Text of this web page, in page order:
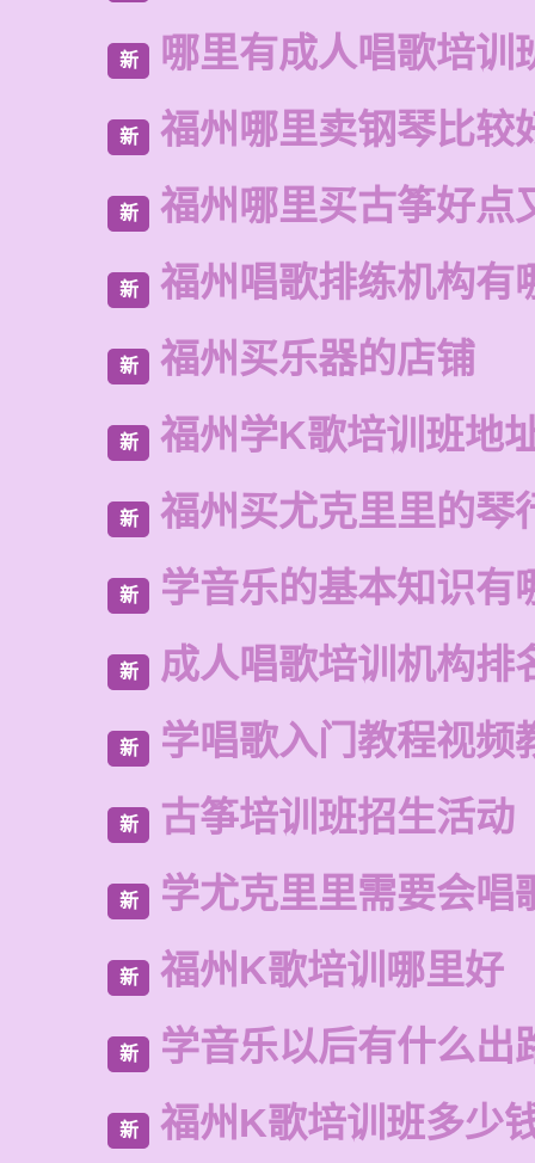
新 哪里有成人唱歌培训
新 福州哪里卖钢琴比较
新 福州哪里买古筝好点
新 福州唱歌排练机构有
新 福州买乐器的店铺
新 福州学K歌培训班地
新 福州买尤克里里的琴
新 学音乐的基本知识有
新 成人唱歌培训机构排
新 学唱歌入门教程视频
新 古筝培训班招生活动
新 学尤克里里需要会唱
新 福州K歌培训哪里好
新 学音乐以后有什么出
新 福州K歌培训班多少